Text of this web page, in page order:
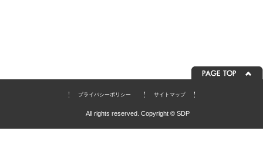
プライバシーポリシー サイトマップ
All rights reserved. Copyright © SDP